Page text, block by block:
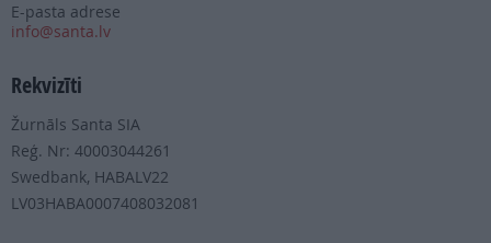
E-pasta adrese
info@santa.lv
Rekvizīti
Žurnāls Santa SIA
Reģ. Nr: 40003044261
Swedbank, HABALV22
LV03HABA0007408032081